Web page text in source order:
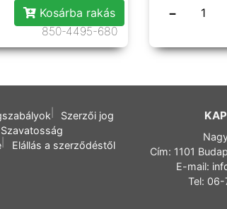
Kosárba rakás
850-4495-680
−
Szerzői jog
Szavatosság
Elállás a szerződéstől
Cím: 1101
E-mail:
Tel: